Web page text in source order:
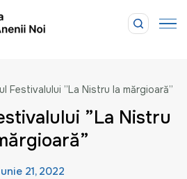
Festivalului ”La Nistru la mărgioară”
”La Nistru
21, 2022